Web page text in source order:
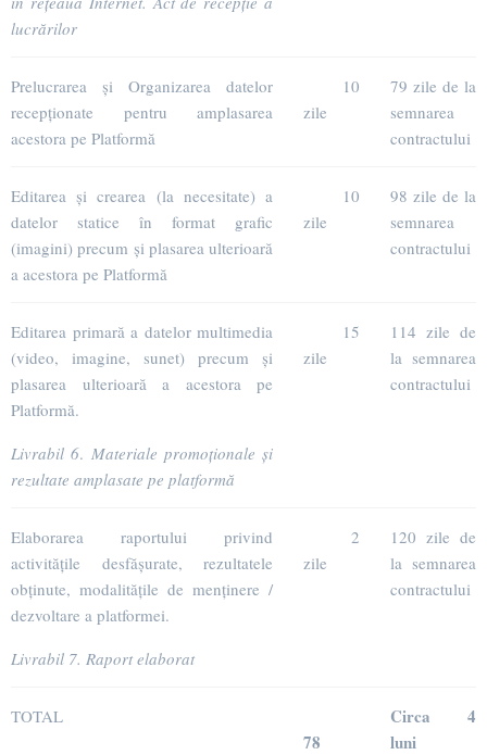
lucrărilor
Prelucrarea și Organizarea datelor
recepționate pentru amplasarea
acestora pe Platformă
10
zile
79 zile de la
semnarea
contractului
Editarea și crearea (la necesitate) a
datelor statice în format grafic
(imagini) precum și plasarea ulterioară
a acestora pe Platformă
10
zile
98 zile de la
semnarea
contractului
Editarea primară a datelor multimedia
(video, imagine, sunet) precum și
plasarea ulterioară a acestora pe
Platformă.
Livrabil 6. Materiale promoționale și
rezultate amplasate pe platformă
15
zile
114 zile de
la semnarea
contractului
Elaborarea raportului privind
activitățile desfășurate, rezultatele
obținute, modalitățile de menținere /
dezvoltare a platformei.
Livrabil 7. Raport elaborat
2
zile
120 zile de
la semnarea
contractului
TOTAL
78
Circa 4
luni